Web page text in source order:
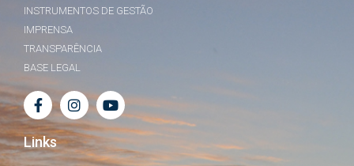
INSTRUMENTOS DE GESTÃO
IMPRENSA
TRANSPARÊNCIA
BASE LEGAL
Links